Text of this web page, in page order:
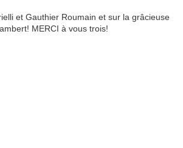
et Gauthier Roumain et sur la grâcieuse
MERCI à vous trois!